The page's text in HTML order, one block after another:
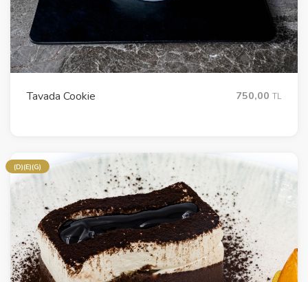
Tavada Cookie 750,00 TL
(D)(E)(G)